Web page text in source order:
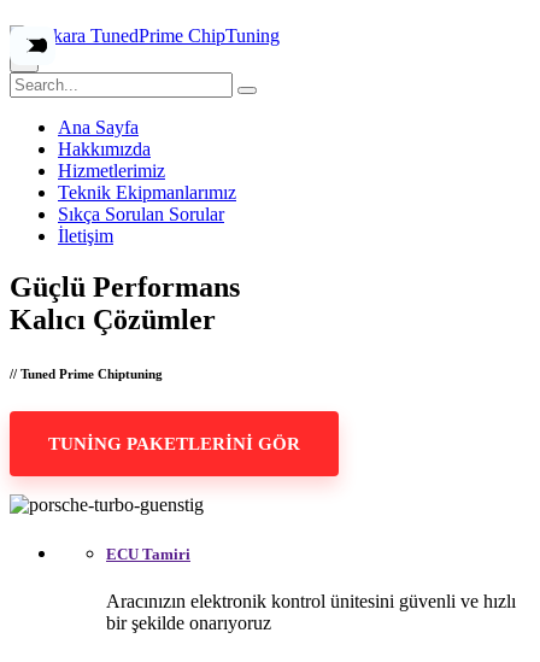
Ana Sayfa
Hakkımızda
Hizmetlerimiz
Teknik Ekipmanlarımız
Sıkça Sorulan Sorular
İletişim
Güçlü Performans
Kalıcı Çözümler
// Tuned Prime Chiptuning
TUNİNG PAKETLERİNİ GÖR
ECU Tamiri
Aracınızın elektronik kontrol ünitesini güvenli ve hızlı
bir şekilde onarıyoruz